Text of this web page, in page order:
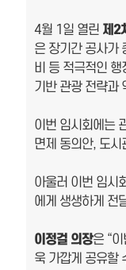
4월 1일 열린 제 2
은 장기간 공사가
비 등 적극적인
기반 관광 전략과
이번 임시회에는
면제 동의안, 도
아울러 이번 임시
에게 생생하게 전
이정걸 의장은 “
욱 가깝게 공유할